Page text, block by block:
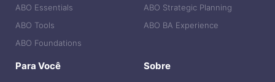
ABO Essentials
ABO Tools
ABO Foundations
ABO Strategic Planning
ABO BA Experience
Para Você Sobre